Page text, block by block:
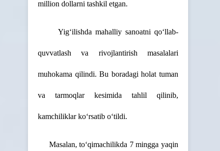
million dollarni tashkil etgan.
Yig‘ilishda mahalliy sanoatni qo‘llab-
quvvatlash va rivojlantirish masalalari
muhokama qilindi. Bu boradagi holat tuman
va tarmoqlar kesimida tahlil qilinib,
kamchiliklar ko‘rsatib o‘tildi.
Masalan, to‘qimachilikda 7 mingga yaqin